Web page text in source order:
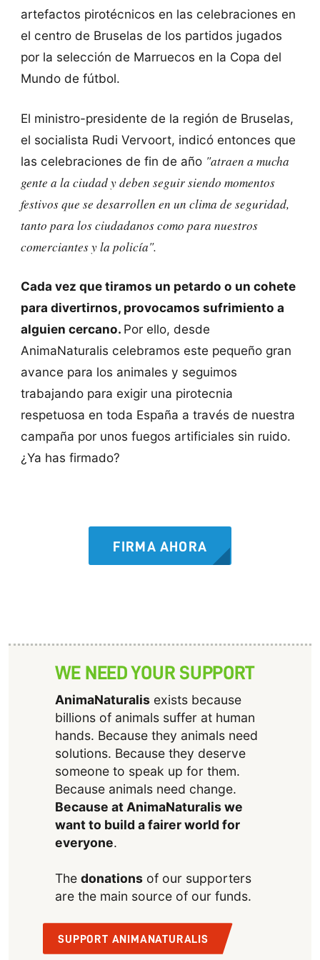
artefactos pirotécnicos en las celebraciones en
el centro de Bruselas de los partidos jugados
por la selección de Marruecos en la Copa del
Mundo de fútbol.
El ministro-presidente de la región de Bruselas,
el socialista Rudi Vervoort, indicó entonces que
las celebraciones de fin de año "atraen a mucha
gente a la ciudad y deben seguir siendo momentos
festivos que se desarrollen en un clima de seguridad,
tanto para los ciudadanos como para nuestros
comerciantes y la policía".
Cada vez que tiramos un petardo o un cohete
para divertirnos, provocamos sufrimiento a
alguien cercano. Por ello, desde
AnimaNaturalis celebramos este pequeño gran
avance para los animales y seguimos
trabajando para exigir una pirotecnia
respetuosa en toda España a través de nuestra
campaña por unos fuegos artificiales sin ruido.
¿Ya has firmado?
FIRMA AHORA
WE NEED YOUR SUPPORT
AnimaNaturalisexists because
billions of animals suffer at human
hands. Because they animals need
solutions. Because they deserve
someone to speak up for them.
Because animals need change.
Because at AnimaNaturalis we
want to build a fairer world for
everyone.
The donationsof our supporters
are the main source of our funds.
SUPPORT ANIMANATURALIS